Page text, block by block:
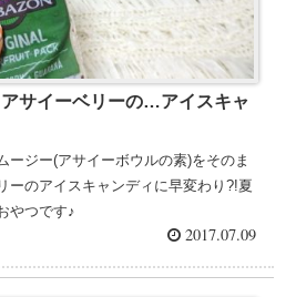
サイーベリーの…アイスキャ
ージー(アサイーボウルの素)をそのま
ーのアイスキャンディに早変わり?!夏
やつです♪
2017.07.09